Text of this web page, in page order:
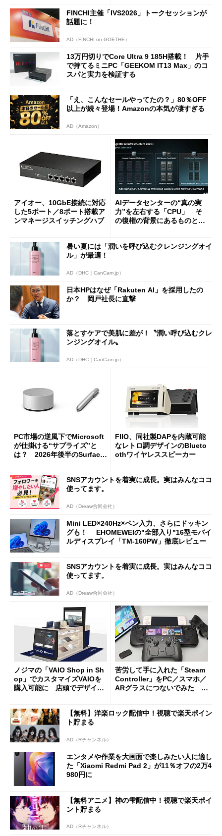
FINCHI主催「IVS2026」トークセッションが
話題に！
AD（FINCHI on GOETHE）
13万円切りでCore Ultra 9 185H搭載！ 片手
で持てるミニPC「GEEKOM IT13 Max」のコ
スパと実力を検証する
「え、こんなセールやってたの？」80％OFF
以上が続々登場！Amazonの本気が凄すぎる
AD（Amazon）
アイオー、10GbE接続に対応
した5ポート／8ポート搭載ア
ンマネージスイッチングハブ
AIデータセンターの“真の実
力”を左右する「CPU」 そ
の復権の背景にあるものと
暑い夏には「潤いを呼び込むクレンジングオイ
ル」が最適！
AD（DHC｜CanCam.jp）
日本HPはなぜ「Rakuten AI」を採用したの
か？ 岡戸社長に直撃
落とすケアで美肌に差が！〝潤い呼び込むクレ
ンジングオイル〟
AD（DHC｜CanCam.jp）
PC市場の逆風下でMicrosoft
が仕掛ける“サプライズ”と
は？ 2026年後半のSurface
FIIO、同社製DAPを内蔵可能
なレトロ調デザインのBlueto
othワイヤレススピーカー
SNSアカウントを着実に成長。実はみんなココ
使ってます。
AD（Dreaw合同会社）
Mini LED×240Hz×ペン入力、さらにドッキン
グも！ EHOMEWEIの"全部入り"16型モバイ
ルディスプレイ「TM-160PW」徹底レビュー
SNSアカウントを着実に成長。実はみんなココ
使ってます。
AD（Dreaw合同会社）
ノジマの「VAIO Shop in Sh
op」でカスタマイズVAIOを
購入可能に 店頭でデザイン
苦労して手に入れた「Steam
Controller」をPC／スマホ／
ARグラスにつないでみた ゲ
【無料】洋楽ロック配信中！視聴で楽天ポイン
ト貯まる
AD（Rチャンネル）
エンタメや作業を大画面で楽しみたい人に適し
た「Xiaomi Redmi Pad 2」が11％オフの2万4
980円に
【無料アニメ】神の雫配信中！視聴で楽天ポイ
ント貯まる
AD（Rチャンネル）